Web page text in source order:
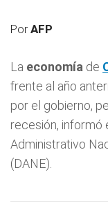
PorAFP
La economía de
frente al año
por el gobierno,
recesión, informó
Administrativo
(DANE).